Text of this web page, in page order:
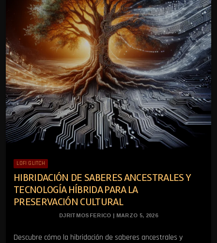
LOFI GLITCH
HIBRIDACIÓN DE SABERES ANCESTRALES Y
TECNOLOGÍA HÍBRIDA PARA LA
PRESERVACIÓN CULTURAL
DJRITMOSFERICO | MARZO 5, 2026
Descubre cómo la hibridación de saberes ancestrales y